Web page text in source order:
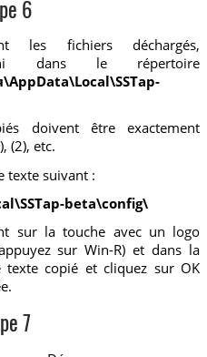
6
les fichiers déchargés,
dans le répertoire
doivent être exactement
(2), etc.
texte suivant :
beta\config\
sur la touche avec un logo
sur Win-R) et dans la
copié et cliquez sur OK
7